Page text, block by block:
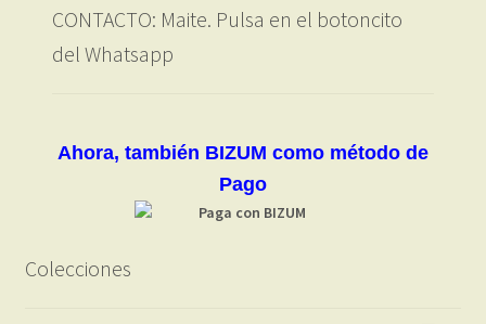
CONTACTO: Maite. Pulsa en el botoncito
del Whatsapp
Ahora, también BIZUM como método de
Pago
Colecciones